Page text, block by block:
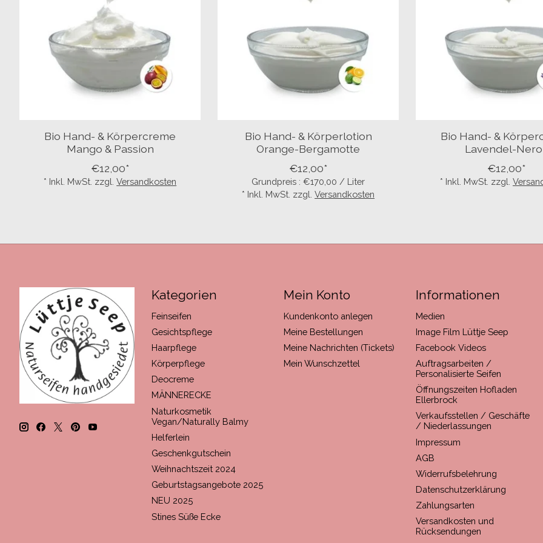
Bio Hand- & Körpercreme
Mango & Passion
€12,00*
* Inkl. MwSt. zzgl.Versandkosten
Bio Hand- & Körperlotion
Orange-Bergamotte
€12,00*
Grundpreis : €170,00 / Liter
* Inkl. MwSt. zzgl.Versandkosten
Bio Hand- &
Lavendel-
€12,00*
* Inkl. MwSt. zzgl.
Kategorien
Feinseifen
Gesichtspflege
Haarpflege
Körperpflege
Deocreme
MÄNNERECKE
Naturkosmetik
Vegan/Naturally Balmy
Helferlein
Geschenkgutschein
Weihnachtszeit 2024
Geburtstagsangebote 2025
NEU 2025
Stines Süße Ecke
Mein Konto
Kundenkonto anlegen
Meine Bestellungen
Meine Nachrichten (Tickets)
Mein Wunschzettel
Informationen
Medien
Image Film Lüttje Seep
Facebook Videos
Auftragsarbeiten /
Personalisierte Seifen
Öffnungszeiten Hofladen
Ellerbrock
Verkaufsstellen / Geschäfte
/ Niederlassungen
Impressum
AGB
Widerrufsbelehrung
Datenschutzerklärung
Zahlungsarten
Versandkosten und
Rücksendungen